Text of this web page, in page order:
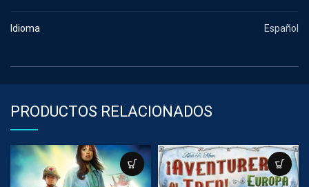
Idioma Español
PRODUCTOS RELACIONADOS